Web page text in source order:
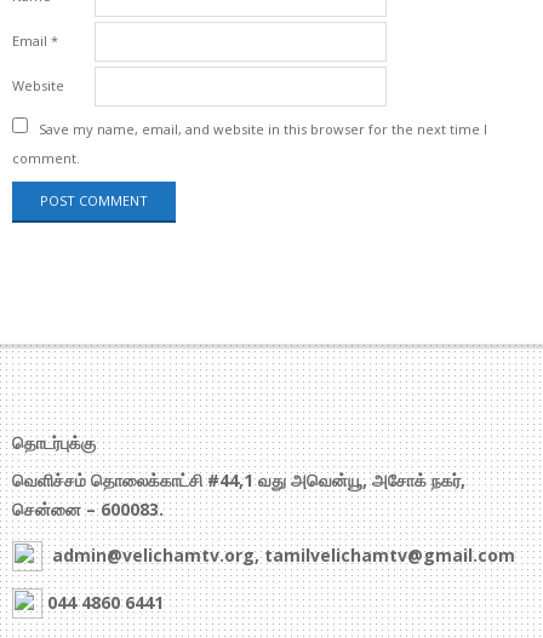
Email *
Website
Save my name, email, and website in this browser for the next time I
comment.
தொடர்புக்கு
வெளிச்சம் தொலைக்காட்சி #44,1 வது அவென்யூ, அசோக் நகர்,
சென்னை – 600083.
admin@velichamtv.org, tamilvelichamtv@gmail.com
044 4860 6441